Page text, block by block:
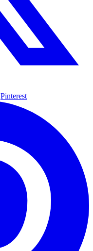
Pinterest